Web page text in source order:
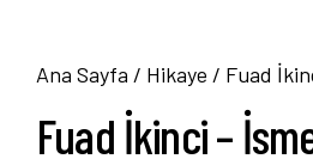
Ana Sayfa / Hikaye / Fuad
Fuad İkinci –